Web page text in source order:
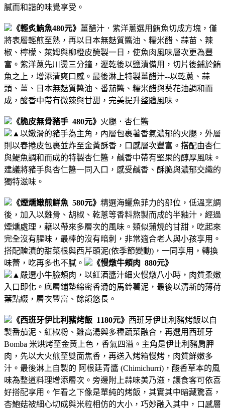
膩而和諧的味覺享受。
《輕炙鮪魚480元》 薑醋汁．紫洋蔥選用鮪魚切成方塊，僅
將表層輕煎至熟，再以日本無麩質醬油、糯米醋、蒜苗、辣
椒、檸檬、萊姆與柳橙皮醃製一日，使魚肉風味層次更為豐
富。 紫洋蔥先川燙三分鐘，瀝乾後以鹽漬備用，切片後鋪於鮪
魚之上，增添清爽口感。 最後淋上特製薑醋汁--以乾蔥、蒜
頭、薑、日本無麩質醬油、番茄醬、糯米醋與葵花油調和而
成，酸香中帶有微辣與甘甜，完美提升整體風味。
《脆皮無骨豬手 480元》 火腿．杏仁醬
▲ 以嫩滑的豬手為主角，內層包裹著香氣濃郁的火腿，外層
則以春捲皮包裹並炸至金黃酥香，口感層次豐富。搭配由杏仁
與鯷魚調和而成的特製杏仁醬，鹹香中帶有堅果的醇厚風味。
建議將豬手與杏仁醬一同入口，感受鹹香、酥脆與濃郁交織的
獨特滋味。
《煙燻嫩煎鮮魚 580元》 精選海鱺魚菲力的部位，低溫烹調
後，加入以雞骨、胡椒、乾蔥等香料熬製而成的半釉汁，經過
煙燻處理，藉以帶來多層次的風味。 類似蒲燒的甘甜，吃起來
完全沒有腥味，最棒的沒有暗刺，非常適合老人與小孩享用。
搭配醃漬的甜菜根與西芹頭泥(依季節變動)，一同享用，轉換
味蕾，吃再多也不膩。
《慢燉牛頰肉 880元》
▲ 嚴選小牛臉頰肉，以紅酒醬汁細火慢燉八小時，肉質柔嫩
入口即化。底層鋪墊綿密香滑的馬鈴薯泥，最後以清新的薄荷
葉點綴，層次豐富、餘韻悠長。
《西班牙伊比利豬烤飯 1180元》 西班牙伊比利豬烤飯以自
製番茄泥、紅椒粉、雞高湯與多種蔬菜融合，再選用西班牙
Bomba 米烘烤至金黃上色，香氣四溢。主角是伊比利豬肩胛
肉，先以大火煎至雙面焦香，再送入烤箱慢烤，肉質鮮嫩多
汁。最後淋上自製的 阿根廷青醬 (Chimichurri)，酸香草本的風
味為整道料理增添層次。 旁邊附上蒜味美乃滋，讓食客可依喜
好搭配享用。乍看之下像是單純的烤飯，其實其中暗藏驚喜，
杏鮑菇被細心切成與米粒相仿的大小，巧妙融入其中，口感層